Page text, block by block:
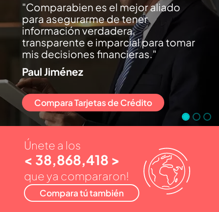
Comparabien es el mejor aliado
para asegurarme de tener
información verdadera,
transparente e imparcial para tomar
mis decisiones financieras.
Paul Jiménez
Compara Tarjetas de Crédito
Únete a los
< 38,868,418 >
que ya compararon!
Compara tú también